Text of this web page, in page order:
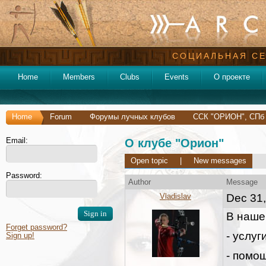
СОЦИАЛЬНАЯ
Home Members Clubs Events О проекте
Home Forum Форумы лучных клубов ССК "ОРИОН", СПб
Email:
Password:
Forget password?
Sign up!
О клубе "Орион"
Open topic New messages
Author Message
Dec
В
-
-
Vladislav